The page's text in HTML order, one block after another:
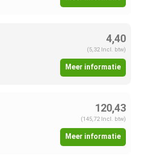
4,40
(5,32 Incl. btw)
Meer informatie
120,43
(145,72 Incl. btw)
Meer informatie